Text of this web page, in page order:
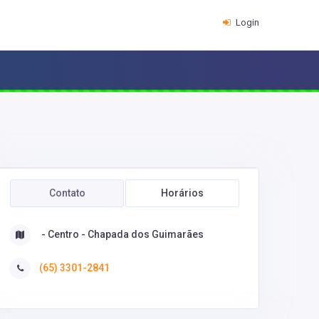
Login
Contato Horários
- Centro - Chapada dos Guimarães
(65) 3301-2841